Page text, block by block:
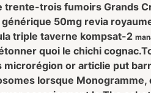
trois fumoirs Grands
50mg revia
triple taverne kompsat-2
quoi le chichi cognac.
or articlie put
lorsque